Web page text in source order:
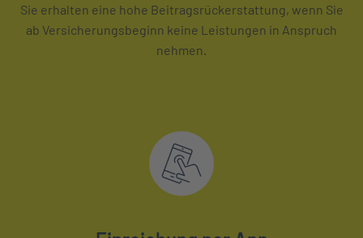
Sie erhalten eine hohe Beitragsrückerstattung, wenn Sie
ab Versicherungsbeginn keine Leistungen in Anspruch
nehmen.